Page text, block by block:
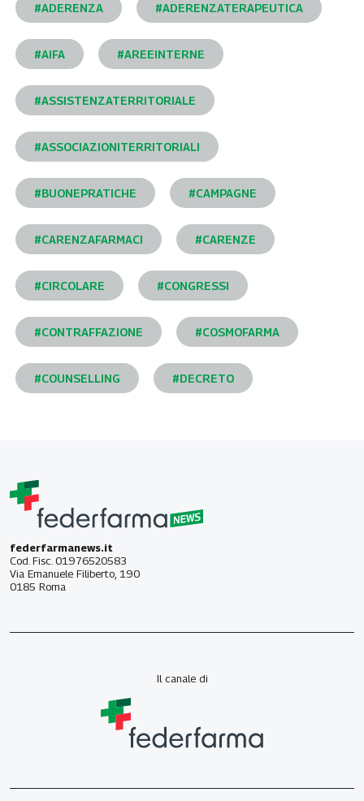
#ADERENZA #ADERENZATERAPEUTICA
#AIFA #AREEINTERNE
#ASSISTENZATERRITORIALE
#ASSOCIAZIONITERRITORIALI
#BUONEPRATICHE #CAMPAGNE
#CARENZAFARMACI #CARENZE
#CIRCOLARE #CONGRESSI
#CONTRAFFAZIONE #COSMOFARMA
#COUNSELLING #DECRETO
federfarmanews.it
Cod. Fisc. 01976520583
Via Emanuele Filiberto, 190
0185 Roma
Il canale di